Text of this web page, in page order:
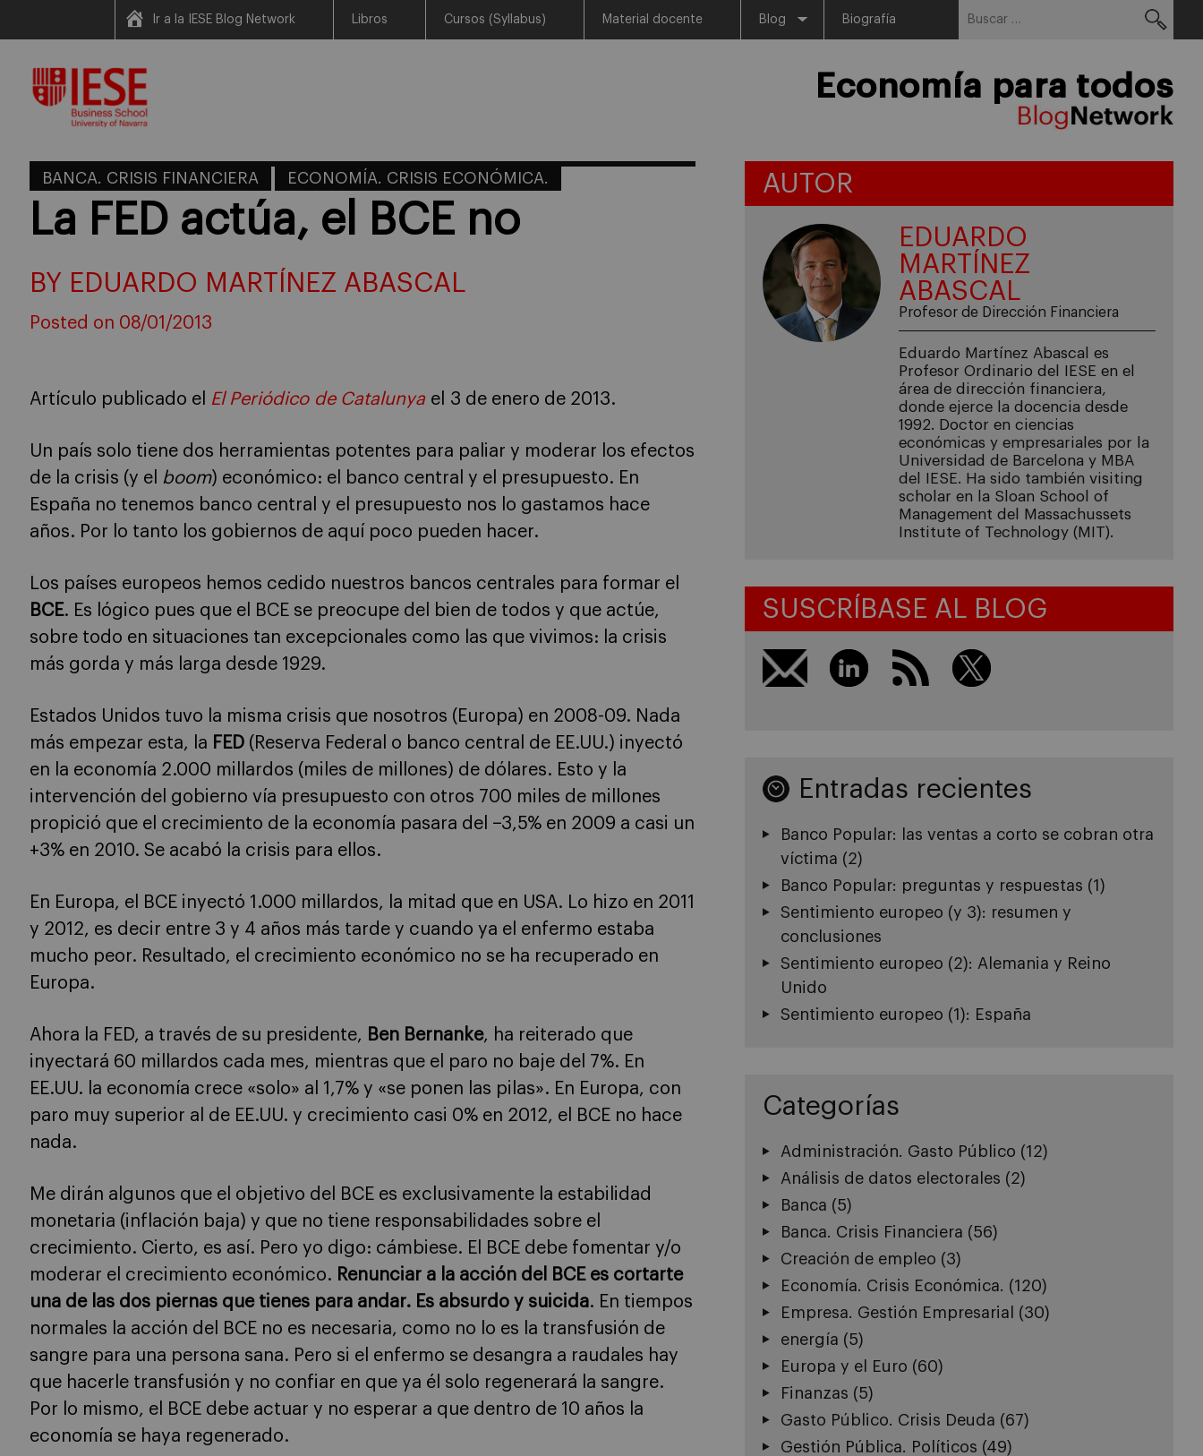
content
Ir a la IESE Blog Network Libros Cursos (Syllabus) Material docente Blog Biografía
Economía para todos
BANCA. CRISIS FINANCIERA ECONOMÍA. CRISIS ECONÓMICA.
La FED actúa, el BCE no
BY EDUARDO MARTÍNEZ ABASCAL
Posted on 08/01/2013
Artículo publicado el El Periódico de Catalunya el 3 de enero de 2013.
Un país solo tiene dos herramientas potentes para paliar y moderar los efectos
de la crisis (y el boom) económico: el banco central y el presupuesto. En
España no tenemos banco central y el presupuesto nos lo gastamos hace
años. Por lo tanto los gobiernos de aquí poco pueden hacer.
Los países europeos hemos cedido nuestros bancos centrales para formar el
BCE. Es lógico pues que el BCE se preocupe del bien de todos y que actúe,
sobre todo en situaciones tan excepcionales como las que vivimos: la crisis
más gorda y más larga desde 1929.
Estados Unidos tuvo la misma crisis que nosotros (Europa) en 2008-09. Nada
más empezar esta, la FED (Reserva Federal o banco central de EE.UU.) inyectó
en la economía 2.000 millardos (miles de millones) de dólares. Esto y la
intervención del gobierno vía presupuesto con otros 700 miles de millones
propició que el crecimiento de la economía pasara del −3,5% en 2009 a casi un
+3% en 2010. Se acabó la crisis para ellos.
En Europa, el BCE inyectó 1.000 millardos, la mitad que en USA. Lo hizo en 2011
y 2012, es decir entre 3 y 4 años más tarde y cuando ya el enfermo estaba
mucho peor. Resultado, el crecimiento económico no se ha recuperado en
Europa.
Ahora la FED, a través de su presidente, Ben Bernanke, ha reiterado que
inyectará 60 millardos cada mes, mientras que el paro no baje del 7%. En
EE.UU. la economía crece «solo» al 1,7% y «se ponen las pilas». En Europa, con
paro muy superior al de EE.UU. y crecimiento casi 0% en 2012, el BCE no hace
nada.
Me dirán algunos que el objetivo del BCE es exclusivamente la estabilidad
monetaria (inflación baja) y que no tiene responsabilidades sobre el
crecimiento. Cierto, es así. Pero yo digo: cámbiese. El BCE debe fomentar y/o
moderar el crecimiento económico. Renunciar a la acción del BCE es cortarte
una de las dos piernas que tienes para andar. Es absurdo y suicida. En tiempos
normales la acción del BCE no es necesaria, como no lo es la transfusión de
sangre para una persona sana. Pero si el enfermo se desangra a raudales hay
que hacerle transfusión y no confiar en que ya él solo regenerará la sangre.
Por lo mismo, el BCE debe actuar y no esperar a que dentro de 10 años la
economía se haya regenerado.
AUTOR
EDUARDO
MARTÍNEZ
ABASCAL
Profesor de Dirección Financiera
Eduardo Martínez Abascal es
Profesor Ordinario del IESE en el
área de dirección financiera,
donde ejerce la docencia desde
1992. Doctor en ciencias
económicas y empresariales por la
Universidad de Barcelona y MBA
del IESE. Ha sido también visiting
scholar en la Sloan School of
Management del Massachussets
Institute of Technology (MIT).
SUSCRÍBASE AL BLOG
Entradas recientes
Banco Popular: las ventas a corto se cobran otra
víctima (2)
Banco Popular: preguntas y respuestas (1)
Sentimiento europeo (y 3): resumen y
conclusiones
Sentimiento europeo (2): Alemania y Reino
Unido
Sentimiento europeo (1): España
Categorías
Administración. Gasto Público (12)
Análisis de datos electorales (2)
Banca (5)
Banca. Crisis Financiera (56)
Creación de empleo (3)
Economía. Crisis Económica. (120)
Empresa. Gestión Empresarial
(30)
energía (5)
Europa y el Euro (60)
Finanzas (5)
Gasto Público. Crisis Deuda (67)
Gestión Pública. Políticos (49)